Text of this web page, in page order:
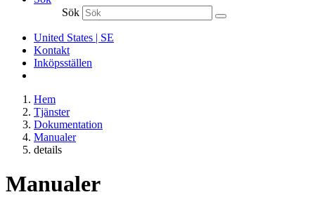
Sök
United States | SE
Kontakt
Inköpsställen
Hem
Tjänster
Dokumentation
Manualer
details
Manualer